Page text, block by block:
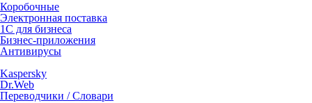
Коробочные
Электронная поставка
1С для бизнеса
Бизнес-приложения
Антивирусы
Kaspersky
Dr.Web
Переводчики / Словари